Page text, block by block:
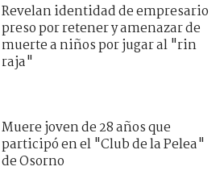
Revelan identidad de empresario
preso por retener y amenazar de
muerte a niños por jugar al "rin
raja"
Muere joven de 28 años que
participó en el "Club de la Pelea"
de Osorno